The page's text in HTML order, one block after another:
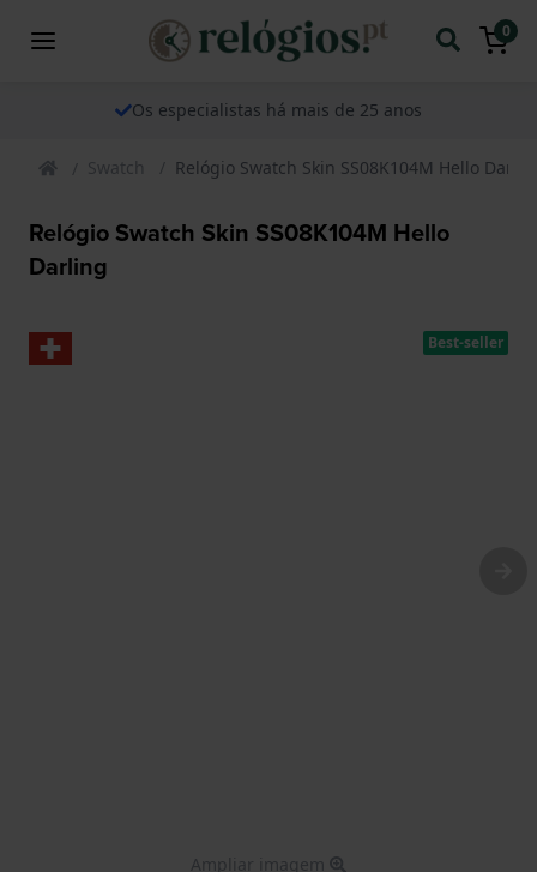
0
Os especialistas há mais de 25 anos
Swatch Relógio Swatch Skin SS08K104M Hello
Relógio Swatch Skin SS08K104M Hello
Darling
Best-seller
Ampliar imagem